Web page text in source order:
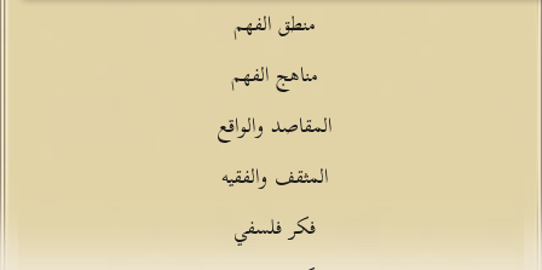
منطق الفهم
مناهج الفهم
المقاصد والواقع
المثقف والفقيه
فكر فلسفي